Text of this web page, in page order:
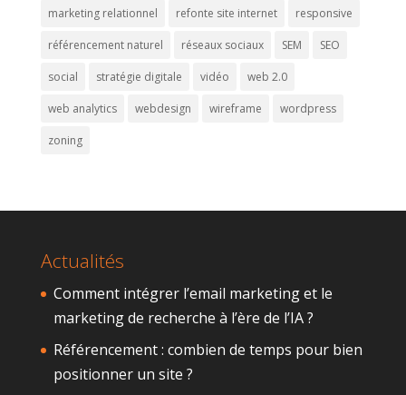
marketing relationnel refonte site internet responsive
référencement naturel réseaux sociaux SEM SEO
social stratégie digitale vidéo web 2.0
web analytics webdesign wireframe wordpress
zoning
Actualités
Comment intégrer l’email marketing et le
marketing de recherche à l’ère de l’IA ?
Référencement : combien de temps pour bien
positionner un site ?